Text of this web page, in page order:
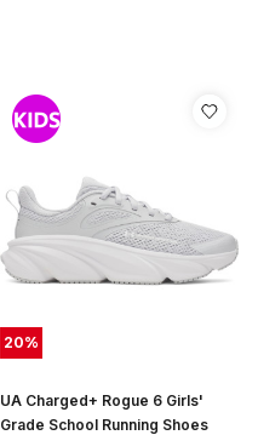
20%
UA Charged+ Rogue 6 Girls'
Grade School Running Shoes